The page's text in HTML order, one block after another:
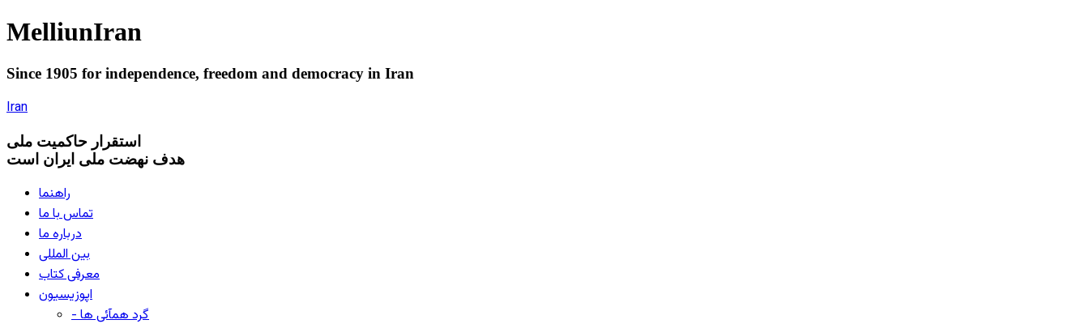
MelliunIran
Since 1905 for independence, freedom and democracy in Iran
Iran
استقرار حاکميت ملی
هدف نهضت ملی ایران است
راهنما
تماس با ما
درباره ما
بین المللی
معرفی کتاب
اپوزیسیون
- گرد همآئی ها